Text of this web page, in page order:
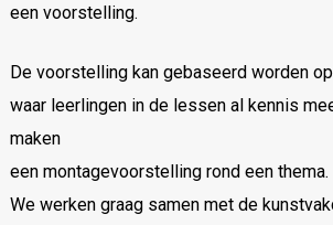
een voorstelling.
De voorstelling kan gebaseerd worden
waar leerlingen in de lessen al kennis
maken
een montagevoorstelling rond een thema.
We werken graag samen met de